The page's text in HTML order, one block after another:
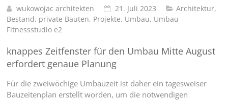
wukowojac architekten 21. Juli 2023 Architektur,
Bestand, private Bauten, Projekte, Umbau, Umbau
Fitnessstudio e2
knappes Zeitfenster für den Umbau Mitte August
erfordert genaue Planung
Für die zweiwöchige Umbauzeit ist daher ein tagesweiser
Bauzeitenplan erstellt worden, um die notwendigen